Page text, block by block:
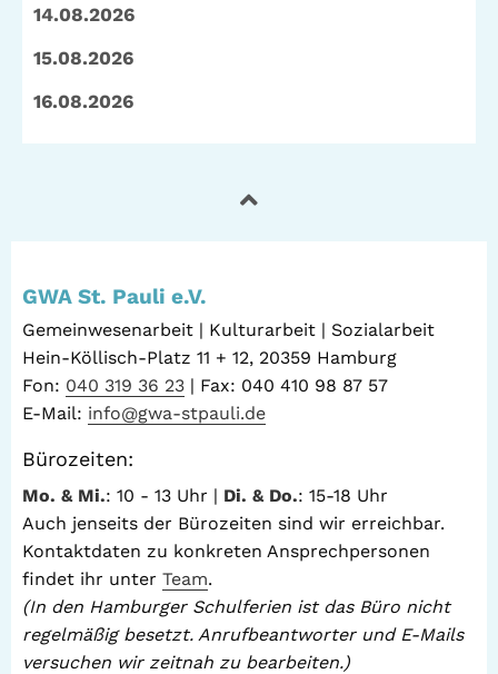
14.08.2026
15.08.2026
16.08.2026
GWA St. Pauli e.V.
Gemeinwesenarbeit | Kulturarbeit | Sozialarbeit
Hein-Köllisch-Platz 11 + 12, 20359 Hamburg
Fon: 040 319 36 23 | Fax: 040 410 98 87 57
E-Mail: info@gwa-stpauli.de
Bürozeiten:
Mo. & Mi.: 10 - 13 Uhr | Di. & Do.: 15-18 Uhr
Auch jenseits der Bürozeiten sind wir erreichbar.
Kontaktdaten zu konkreten Ansprechpersonen
findet ihr unter Team.
(In den Hamburger Schulferien ist das Büro nicht
regelmäßig besetzt. Anrufbeantworter und E-Mails
versuchen wir zeitnah zu bearbeiten.)